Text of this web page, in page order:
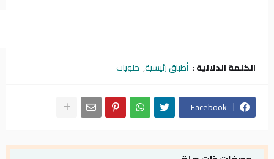
الكلمة الدلالية : أطباق رئيسية حلويات
Facebook